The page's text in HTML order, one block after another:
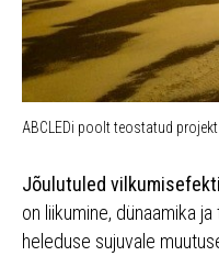
ABCLEDi poolt teostatud projekt
Jõulutuled
on liikumine, dünaamika
heleduse sujuvale